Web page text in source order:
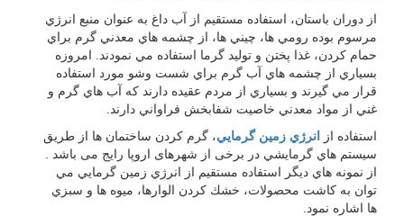
از دوران باستان، استفاده مستقيم از آب داغ به عنوان منبع انرژي
مرسوم بوده رومي ها، چيني ها، از چشمه هاي معدني گرم براي
حمام كردن، غذا پختن و توليد گرما استفاده مي نمودند. امروزه
بسياري از چشمه هاي آب گرم براي شست وشو مورد استفاده
قرار مي گيرند و بسياري از مردم عقيده دارند كه آب هاي گرم و
غني از مواد معدني خاصيت شفابخش فراواني دارند.
استفاده از
انرژي زمين گرمايي، گرم كردن ساختمان ها از طريق
سيستم هاي گرمايشي در برخی از شهرهای اروپا رایج می باشد .
از نمونه هاي ديگر استفاده مستقيم از انرژي زمين گرمايي مي
توان به كاشت محصولات، خشك كردن الوارها، ميوه ها و سبزي
ها اشاره نمود.